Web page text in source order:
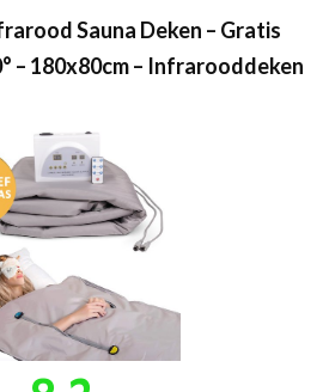
Sauna Deken – Gratis
– 180x80cm – Infrarooddeken